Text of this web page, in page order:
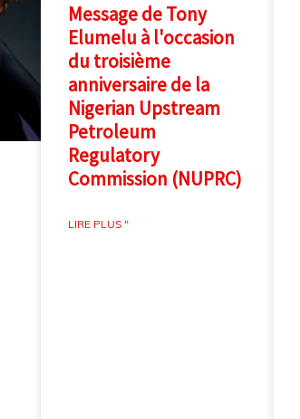
Message de Tony
Elumelu à l'occasion
du troisième
anniversaire de la
Nigerian Upstream
Petroleum
Regulatory
Commission (NUPRC)
LIRE PLUS "